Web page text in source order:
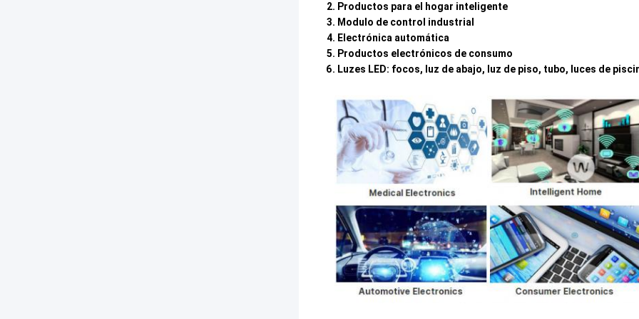
Productos para el hogar inteligente
Modulo de control industrial
Electrónica automática
Productos electrónicos de consumo
Luzes LED: focos, luz de abajo, luz de piso, tubo, luces de